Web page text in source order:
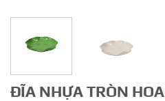
ĐĨA NHỰA TRÒN HOA